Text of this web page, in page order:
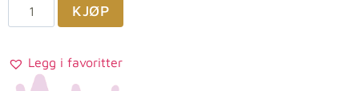
KJØP
Legg i favoritter